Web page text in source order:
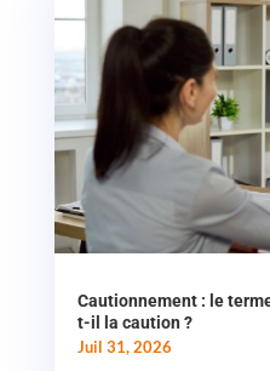
Cautionnement : le
t-il la caution ?
Juil 31, 2026